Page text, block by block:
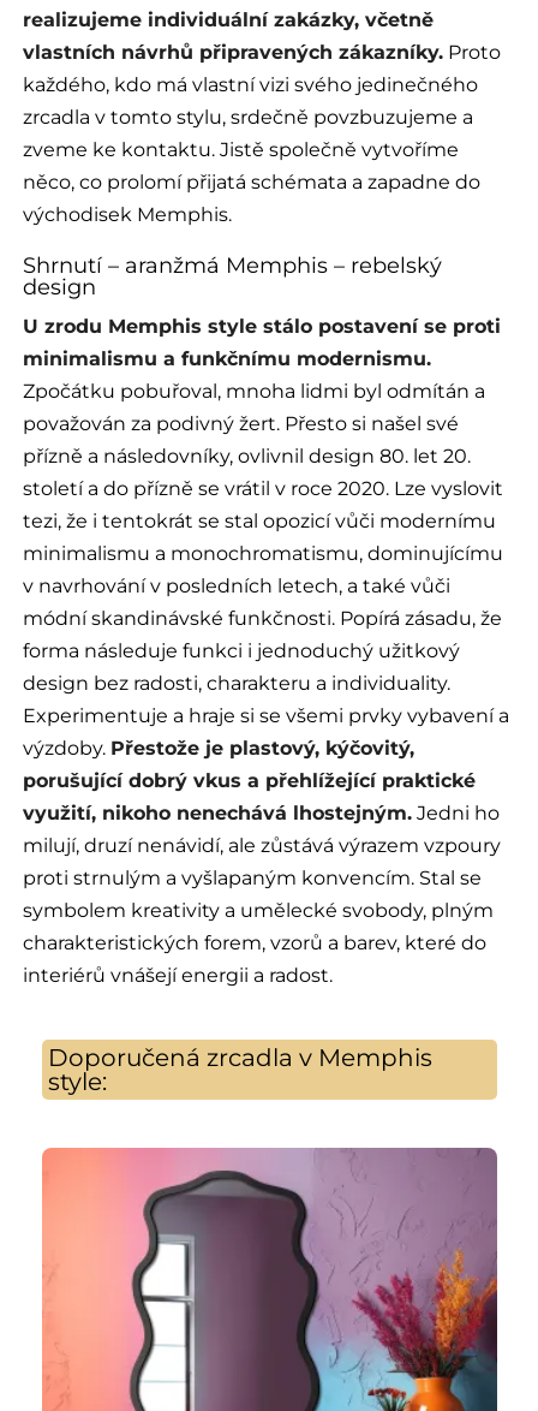
realizujeme individuální zakázky, včetně
vlastních návrhů připravených zákazníky. Proto
každého, kdo má vlastní vizi svého jedinečného
zrcadla v tomto stylu, srdečně povzbuzujeme a
zveme ke kontaktu. Jistě společně vytvoříme
něco, co prolomí přijatá schémata a zapadne do
východisek Memphis.
Shrnutí – aranžmá Memphis – rebelský
design
U zrodu Memphis style stálo postavení se proti
minimalismu a funkčnímu modernismu.
Zpočátku pobuřoval, mnoha lidmi byl odmítán a
považován za podivný žert. Přesto si našel své
přízně a následovníky, ovlivnil design 80. let 20.
století a do přízně se vrátil v roce 2020. Lze vyslovit
tezi, že i tentokrát se stal opozicí vůči modernímu
minimalismu a monochromatismu, dominujícímu
v navrhování v posledních letech, a také vůči
módní skandinávské funkčnosti. Popírá zásadu, že
forma následuje funkci i jednoduchý užitkový
design bez radosti, charakteru a individuality.
Experimentuje a hraje si se všemi prvky vybavení a
výzdoby. Přestože je plastový, kýčovitý,
porušující dobrý vkus a přehlížející praktické
využití, nikoho nenechává lhostejným. Jedni ho
milují, druzí nenávidí, ale zůstává výrazem vzpoury
proti strnulým a vyšlapaným konvencím. Stal se
symbolem kreativity a umělecké svobody, plným
charakteristických forem, vzorů a barev, které do
interiérů vnášejí energii a radost.
Doporučená zrcadla v Memphis
style: